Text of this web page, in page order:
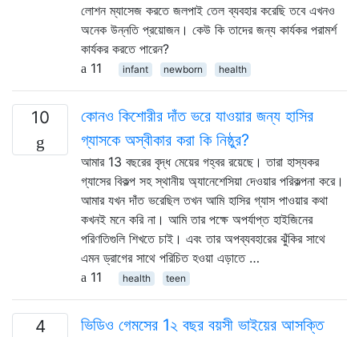
লোশন ম্যাসেজ করতে জলপাই তেল ব্যবহার করেছি তবে এখনও
অনেক উন্নতি প্রয়োজন। কেউ কি তাদের জন্য কার্যকর পরামর্শ
কার্যকর করতে পারেন?
11
infant newborn health
10
কোনও কিশোরীর দাঁত ভরে যাওয়ার জন্য হাসির
গ্যাসকে অস্বীকার করা কি নিষ্ঠুর?
আমার 13 বছরের বৃদ্ধ মেয়ের গহ্বর রয়েছে। তারা হাস্যকর
গ্যাসের বিকল্প সহ স্থানীয় অ্যানেশেসিয়া দেওয়ার পরিকল্পনা করে।
আমার যখন দাঁত ভরেছিল তখন আমি হাসির গ্যাস পাওয়ার কথা
কখনই মনে করি না। আমি তার পক্ষে অপর্যাপ্ত হাইজিনের
পরিণতিগুলি শিখতে চাই। এবং তার অপব্যবহারের ঝুঁকির সাথে
এমন ড্রাগের সাথে পরিচিত হওয়া এড়াতে …
11
health teen
4
ভিডিও গেমসের 1২ বছর বয়সী ভাইয়ের আসক্তি